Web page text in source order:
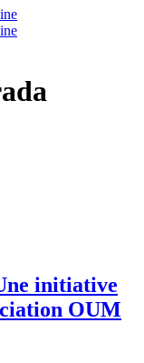
initiative
OUM